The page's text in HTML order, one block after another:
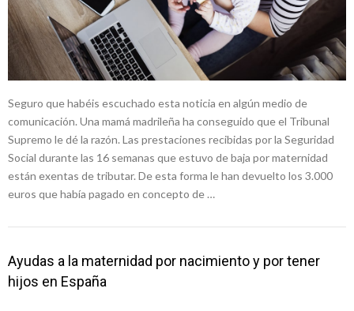
Seguro que habéis escuchado esta noticia en algún medio de
comunicación. Una mamá madrileña ha conseguido que el Tribunal
Supremo le dé la razón. Las prestaciones recibidas por la Seguridad
Social durante las 16 semanas que estuvo de baja por maternidad
están exentas de tributar. De esta forma le han devuelto los 3.000
euros que había pagado en concepto de …
Ayudas a la maternidad por nacimiento y por tener
hijos en España